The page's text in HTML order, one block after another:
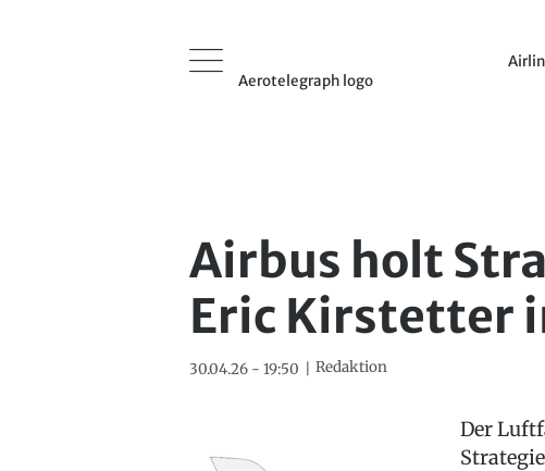
Aerotelegraph logo
Airbus holt
Eric Kirstetter
30.04.26 - 19:50 Redaktion
Der